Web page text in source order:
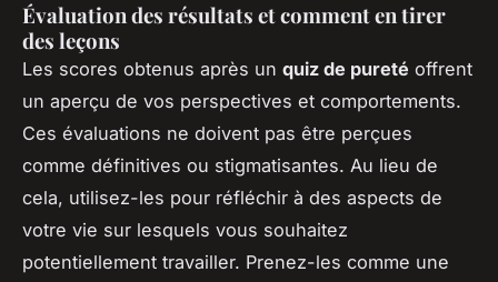
Évaluation des résultats et comment en tirer
des leçons
Les scores obtenus après un quiz de pureté offrent
un aperçu de vos perspectives et comportements.
Ces évaluations ne doivent pas être perçues
comme définitives ou stigmatisantes. Au lieu de
cela, utilisez-les pour réfléchir à des aspects de
votre vie sur lesquels vous souhaitez
potentiellement travailler. Prenez-les comme une